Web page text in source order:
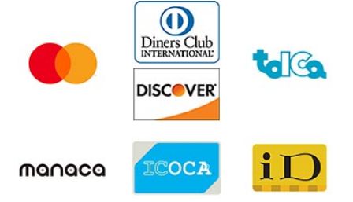
＊当院では獣医師を募集しています。
2026/03/02
2026年３月の診療日程です。
５日と１９日と３１日は臨時休診です。
命が来るのを待つ、というパターンと、心臓
に寄生したフィラリアを摘出するパターンが
あります。しかし、一度フィラリア症に感染
してしまうと心臓や血管の形態的な以上や機
能不全は一生続くことになります。
そのため、感染後に治療をするのではなく、
感染させないこと予防がとても大切になりま
【ノミ＆マダニの感染について】